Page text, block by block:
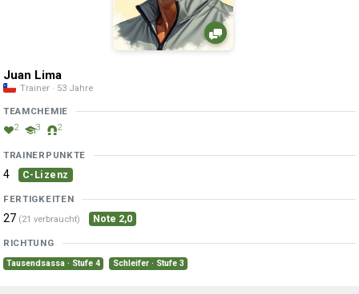
Juan Lima
Trainer · 53 Jahre
TEAMCHEMIE
2 3 2
TRAINERPUNKTE
4 C-Lizenz
FERTIGKEITEN
27 (21 verbraucht) Note 2,0
RICHTUNG
Tausendsassa · Stufe 4 Schleifer · Stufe 3